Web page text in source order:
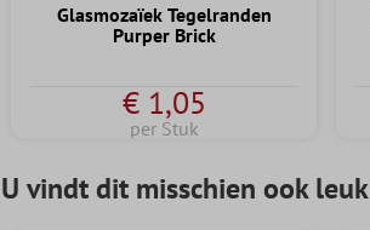
Glasmozaïek Tegelranden
Purper Brick
€ 1,05
per Stuk
U vindt dit misschien ook leuk